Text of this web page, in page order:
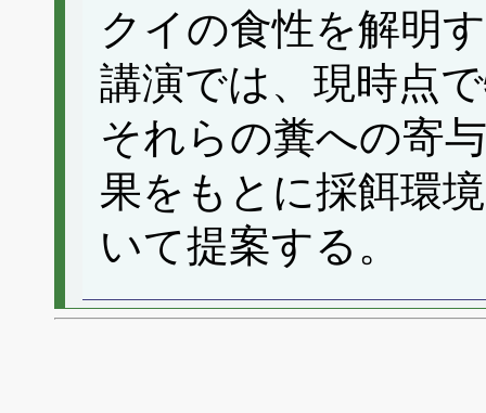
クイの食性を解明
講演では、現時点
それらの糞への寄
果をもとに採餌環
いて提案する。